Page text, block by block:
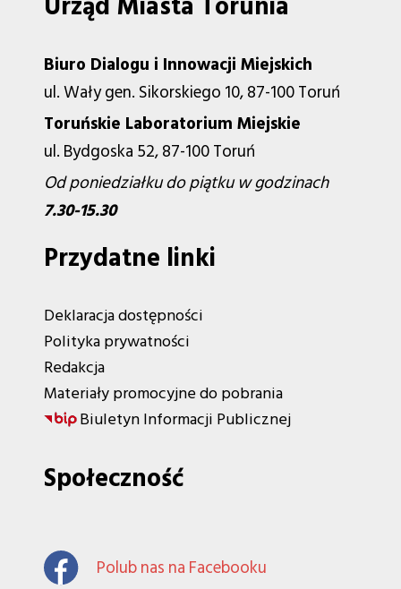
Biuro Dialogu i Innowacji Miejskich
ul. Wały gen. Sikorskiego 10, 87-100 Toruń
Toruńskie Laboratorium Miejskie
ul. Bydgoska 52, 87-100 Toruń
Od poniedziałku do piątku w godzinach
7.30-15.30
Przydatne linki
Deklaracja dostępności
Polityka prywatności
Redakcja
Materiały promocyjne do pobrania
Biuletyn Informacji Publicznej
Społeczność
Polub nas na Facebooku